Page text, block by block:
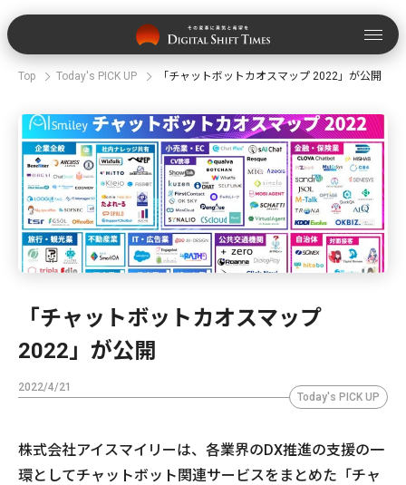
Top Today's PICK UP 「チャットボットカオスマップ 2022」が公開
「チャットボットカオスマップ
2022」が公開
2022/4/21
Today's PICK UP
株式会社アイスマイリーは、各業界のDX推進の支援の一
環としてチャットボット関連サービスをまとめた「チャ